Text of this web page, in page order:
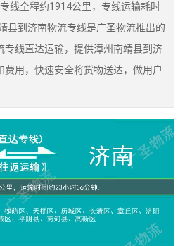
线全程约1914公里，专线运输耗时
县到济南物流专线是广圣物流推出的
专线直达运输，提供漳州南靖县到济
用，快速安全将货物送达，做用户